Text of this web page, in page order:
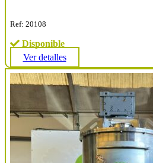
Ref: 20108
Disponible
Ver detalles